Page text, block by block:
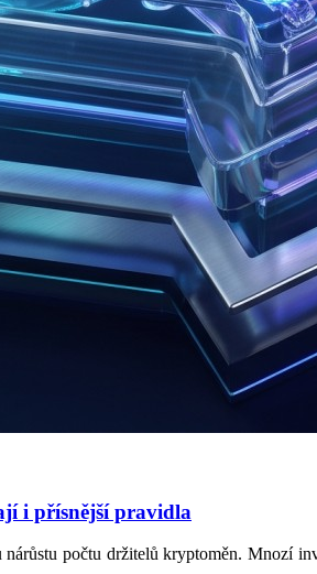
i přísnější pravidla
počtu držitelů kryptoměn. Mnozí